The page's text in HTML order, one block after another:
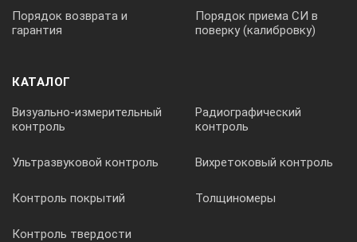
Порядок возврата и
гарантия
Порядок приема СИ в
поверку (калибровку)
КАТАЛОГ
Визуально-измерительный
контроль
Радиографический
контроль
Ультразвуковой контроль Вихретоковый контроль
Контроль покрытий Толщиномеры
Контроль твердости